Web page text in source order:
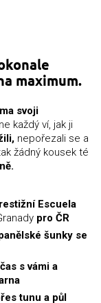
maximum.
svoji
každý ví, jak ji
nepořezali se a
žádný kousek té
Escuela
pro ČR
šunky se
s vámi a
tunu a půl